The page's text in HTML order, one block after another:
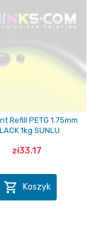
Refill PETG 1.75mm
1kg SUNLU
zł33.17
 Koszyk